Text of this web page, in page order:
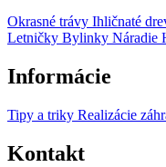
Okrasné trávy Ihličnaté
Letničky Bylinky Náradie
Informácie
Tipy a triky Realizácie
Kontakt